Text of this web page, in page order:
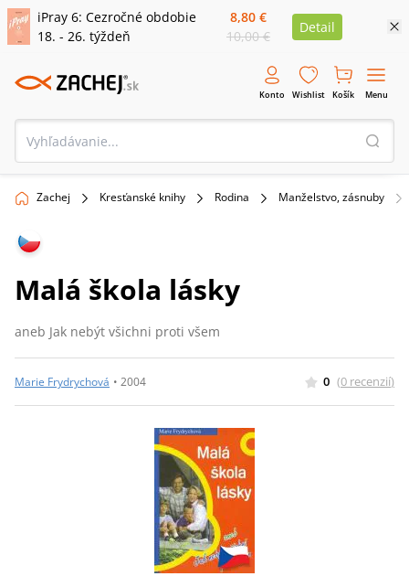
iPray 6: Cezročné obdobie
18. - 26. týždeň
8,80 €
10,00 €
Detail
Konto Wishlist Košík Menu
Zachej Kresťanské knihy Rodina Manželstvo, zásnuby
Malá škola lásky
aneb Jak nebýt všichni proti všem
Marie Frydrychová • 2004 0 (0 recenzií)